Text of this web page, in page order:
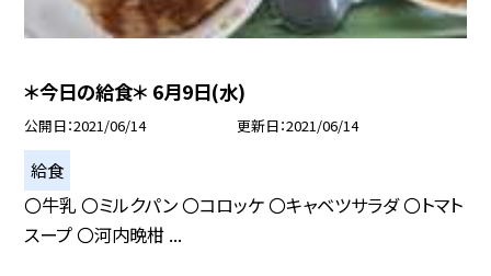
＊今日の給食＊ 6月9日(水)
公開日 2021/06/14 更新日 2021/06/14
給食
〇牛乳 〇ミルクパン 〇コロッケ 〇キャベツサラダ 〇トマト
スープ 〇河内晩柑 ...